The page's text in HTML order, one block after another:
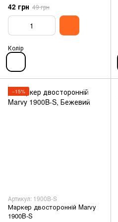
42 грн 49 грн
Колір
−15%
Артикул: 1900B-S
Маркер двосторонній Marvy
1900B-S